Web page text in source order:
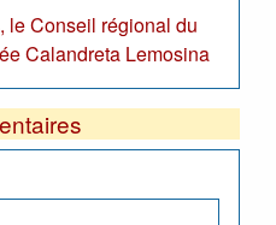
le Conseil régional du
Calandreta Lemosina